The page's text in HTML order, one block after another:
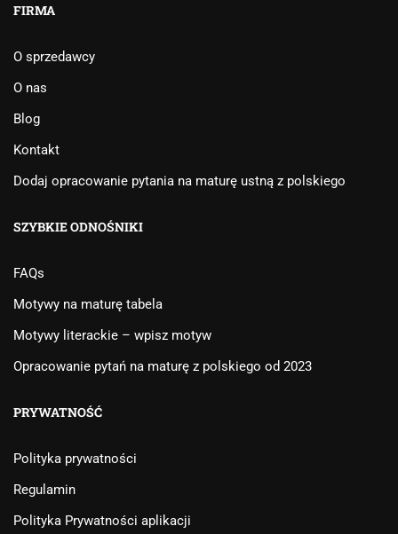
FIRMA
O sprzedawcy
O nas
Blog
Kontakt
Dodaj opracowanie pytania na maturę ustną z polskiego
SZYBKIE ODNOŚNIKI
FAQs
Motywy na maturę tabela
Motywy literackie – wpisz motyw
Opracowanie pytań na maturę z polskiego od 2023
PRYWATNOŚĆ
Polityka prywatności
Regulamin
Polityka Prywatności aplikacji